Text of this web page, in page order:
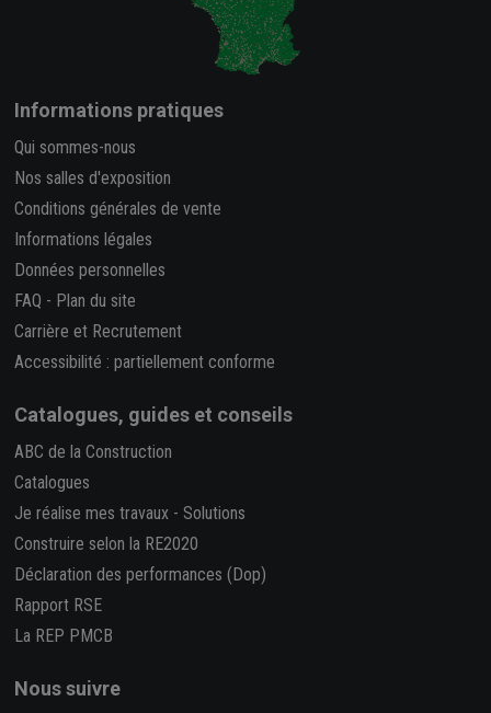
Informations pratiques
Qui sommes-nous
Nos salles d'exposition
Conditions générales de vente
Informations légales
Données personnelles
FAQ - Plan du site
Carrière et Recrutement
Accessibilité : partiellement conforme
Catalogues, guides et conseils
ABC de la Construction
Catalogues
Je réalise mes travaux - Solutions
Construire selon la RE2020
Déclaration des performances (Dop)
Rapport RSE
La REP PMCB
Nous suivre